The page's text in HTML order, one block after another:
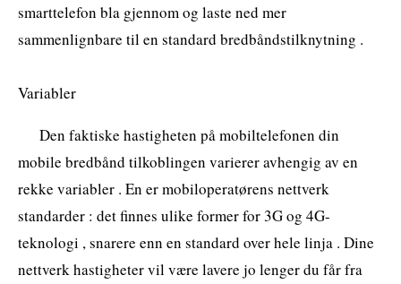
smarttelefon bla gjennom og laste ned mer
sammenlignbare til en standard bredbåndstilknytning .
Variabler
Den faktiske hastigheten på mobiltelefonen din
mobile bredbånd tilkoblingen varierer avhengig av en
rekke variabler . En er mobiloperatørens nettverk
standarder : det finnes ulike former for 3G og 4G-
teknologi , snarere enn en standard over hele linja . Dine
nettverk hastigheter vil være lavere jo lenger du får fra